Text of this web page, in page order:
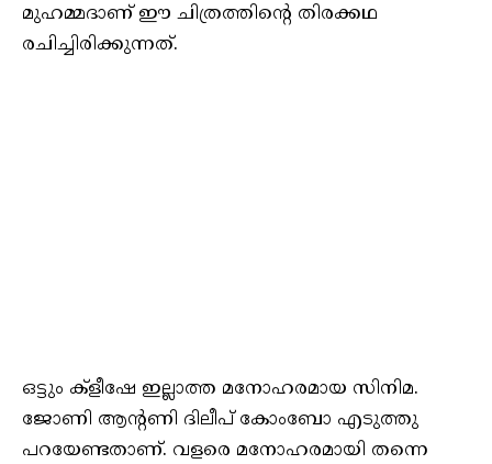
മുഹമ്മദാണ് ഈ ചിത്രത്തിന്റെ തിരക്കഥ
രചിച്ചിരിക്കുന്നത്.
ഒട്ടും ക്ളീഷേ ഇല്ലാത്ത മനോഹരമായ സിനിമ.
ജോണി ആന്റണി ദിലീപ് കോംബോ എടുത്തു
പറയേണ്ടതാണ്. വളരെ മനോഹരമായി തന്നെ